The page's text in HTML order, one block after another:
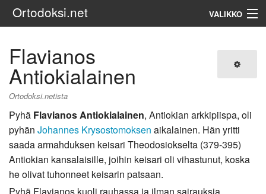
Ortodoksi.net VALIKKO
Haku
Flavianos
Antiokialainen
Ortodoksi.netista
Pyhä Flavianos Antiokialainen, Antiokian arkkipiispa, oli
pyhän Johannes Krysostomoksen aikalainen. Hän yritti
saada armahduksen keisari Theodosiokselta (379-395)
Antiokian kansalaisille, joihin keisari oli vihastunut, koska
he olivat tuhonneet keisarin patsaan.